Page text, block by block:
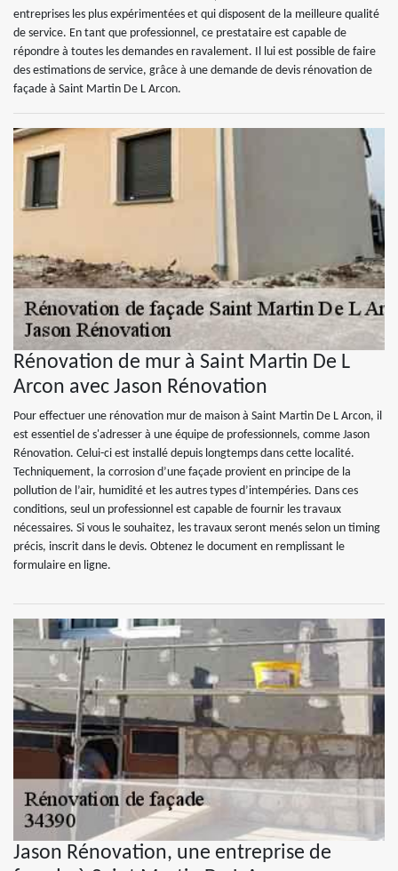
entreprises les plus expérimentées et qui disposent de la meilleure qualité
de service. En tant que professionnel, ce prestataire est capable de
répondre à toutes les demandes en ravalement. Il lui est possible de faire
des estimations de service, grâce à une demande de devis rénovation de
façade à Saint Martin De L Arcon.
Rénovation de mur à Saint Martin De L
Arcon avec Jason Rénovation
Pour effectuer une rénovation mur de maison à Saint Martin De L Arcon, il
est essentiel de s'adresser à une équipe de professionnels, comme Jason
Rénovation. Celui-ci est installé depuis longtemps dans cette localité.
Techniquement, la corrosion d’une façade provient en principe de la
pollution de l’air, humidité et les autres types d’intempéries. Dans ces
conditions, seul un professionnel est capable de fournir les travaux
nécessaires. Si vous le souhaitez, les travaux seront menés selon un timing
précis, inscrit dans le devis. Obtenez le document en remplissant le
formulaire en ligne.
Jason Rénovation, une entreprise de